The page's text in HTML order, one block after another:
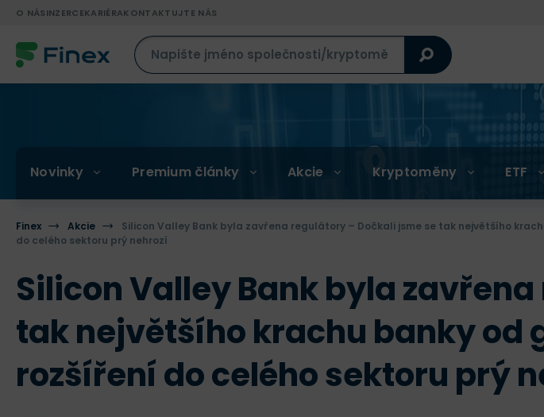
O NÁSINZERCEKARIÉRAKONTAKTUJTE NÁS
Novinky Premium články Akcie Kryptoměny ETF
Finex Akcie
Silicon Valley Bank byla zavřena regulátory – Dočkali jsme se tak největšího
do celého sektoru prý nehrozí
Silicon Valley Bank byla
tak největšího krachu banky od
rozšíření do celého sektoru prý